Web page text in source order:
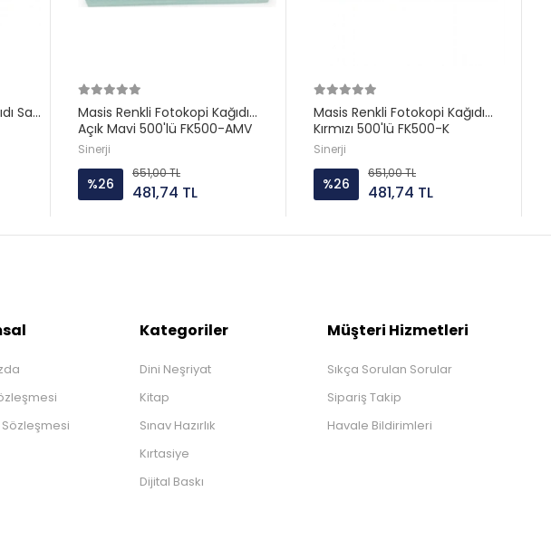
Sarı
Masis Renkli Fotokopi Kağıdı
Açık Mavi 500'lü FK500-AMV
Sinerji
%26
651,00 TL
481,74 TL
Masis Renkli Fotokopi Kağıdı
Kırmızı 500'lü FK500-K
Sinerji
%26
651,00 TL
481,74 TL
Sözleşmesi
Kategoriler
Dini Neşriyat
Kitap
Sınav Hazırlık
Kırtasiye
Dijital Baskı
Müşteri Hizmetleri
Sıkça Sorulan Sorular
Sipariş Takip
Havale Bildirimleri